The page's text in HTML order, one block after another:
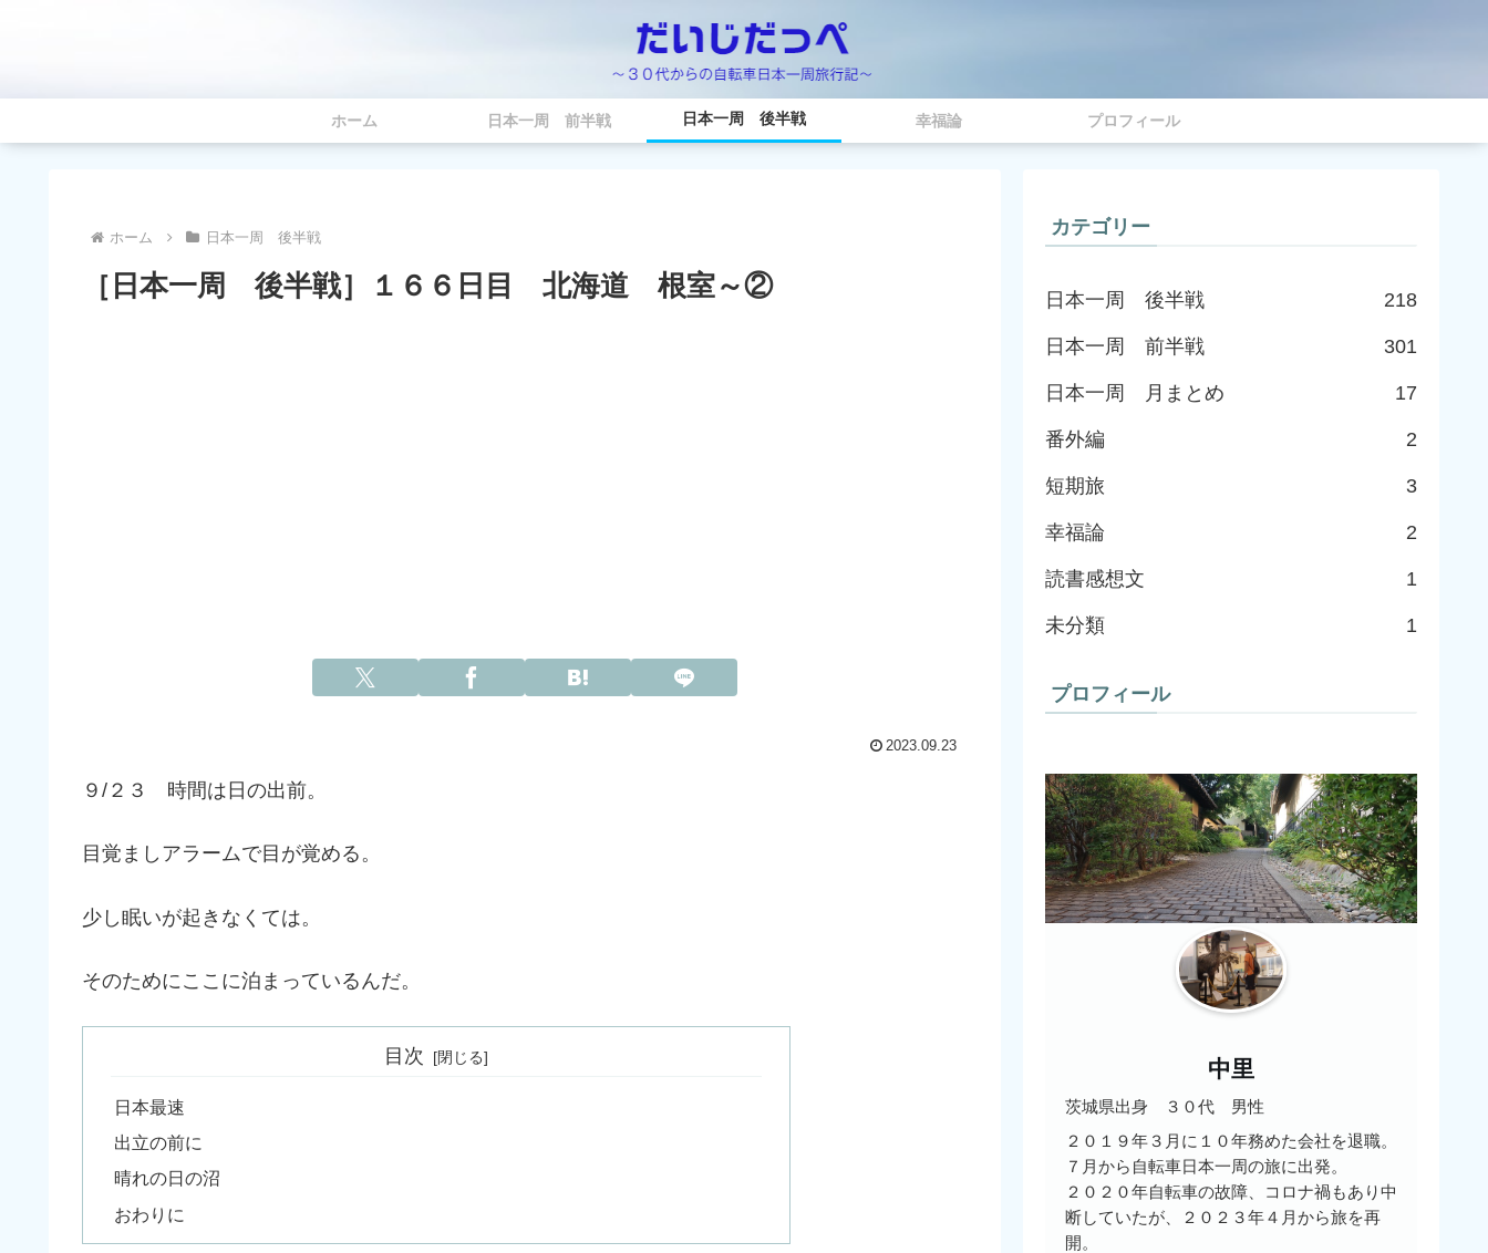
ホーム 日本一周 前半戦 日本一周 後半戦 幸福論 プロフィール
ホーム 日本一周 後半戦
［日本一周 後半戦］１６６日目 北海道 根室～②
2023.09.23
９/２３ 時間は日の出前。
目覚ましアラームで目が覚める。
少し眠いが起きなくては。
そのためにここに泊まっているんだ。
目次
日本最速
出立の前に
晴れの日の沼
おわりに
カテゴリー
日本一周 後半戦 218
日本一周 前半戦 301
日本一周 月まとめ 17
番外編 2
短期旅 3
幸福論 2
読書感想文 1
未分類 1
プロフィール
中里
茨城県出身 ３０代 男性
２０１９年３月に１０年務めた会社を退職。
７月から自転車日本一周の旅に出発。
２０２０年自転車の故障、コロナ禍もあり中
断していたが、２０２３年４月から旅を再
開。